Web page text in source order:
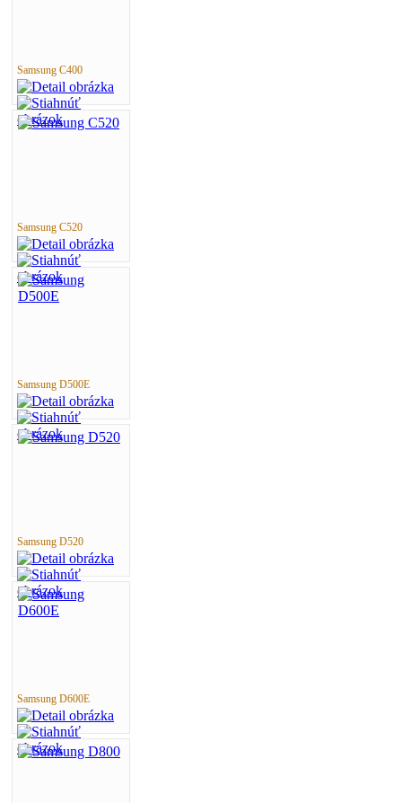
Samsung C400
Samsung C520
Samsung D500E
Samsung D520
Samsung D600E